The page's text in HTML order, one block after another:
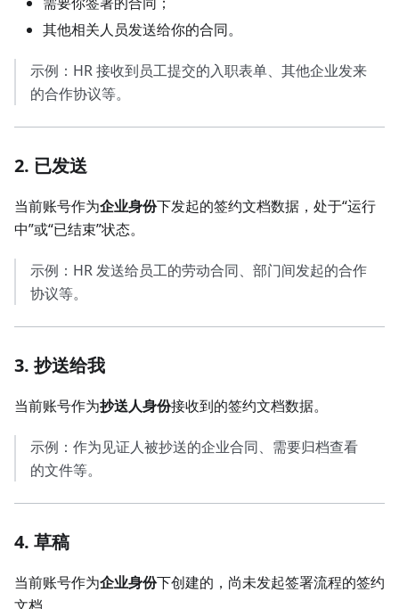
其他相关人员发送给你的合同。
示例：HR 接收到员工提交的入职表单、其他企业发来
的合作协议等。
2. 已发送
当前账号作为企业身份下发起的签约文档数据，处于“运行
中”或“已结束”状态。
示例：HR 发送给员工的劳动合同、部门间发起的合作
协议等。
3. 抄送给我
当前账号作为抄送人身份接收到的签约文档数据。
示例：作为见证人被抄送的企业合同、需要归档查看
的文件等。
4. 草稿
当前账号作为企业身份下创建的，尚未发起签署流程的签约